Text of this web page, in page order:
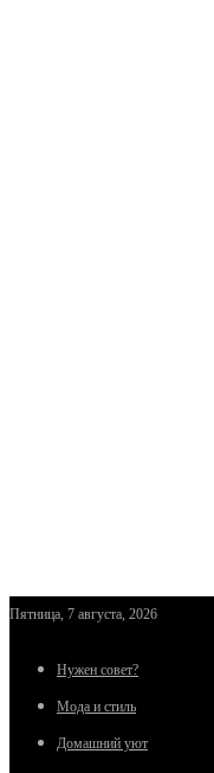
Пятница, 7 августа, 2026
Нужен совет?
Мода и стиль
Домашний уют